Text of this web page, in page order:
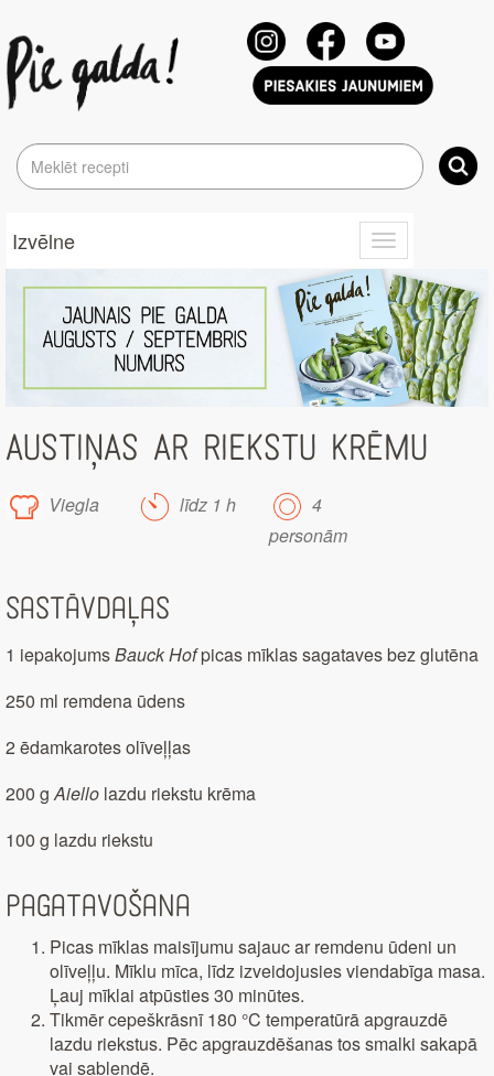
Toggle
navigation
Izvēlne
AUSTIŅAS AR RIEKSTU KRĒMU
Viegla līdz 1 h
4
personām
Sastāvdaļas
1 iepakojumsBauck Hofpicas mīklas sagataves bez glutēna
250 ml remdena ūdens
2 ēdamkarotes olīveļļas
200 gAiello lazdu riekstu krēma
100 g lazdu riekstu
Pagatavošana
Picas mīklas maisījumu sajauc ar remdenu ūdeni un
olīveļļu. Mīklu mīca, līdz izveidojusies viendabīga masa.
Ļauj mīklai atpūsties 30 minūtes.
Tikmēr cepeškrāsnī 180 °C temperatūrā apgrauzdē
lazdu riekstus. Pēc apgrauzdēšanas tos smalki sakapā
vai sablendē.